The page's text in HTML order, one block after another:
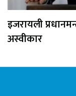
इजरायली
अस्वीकार